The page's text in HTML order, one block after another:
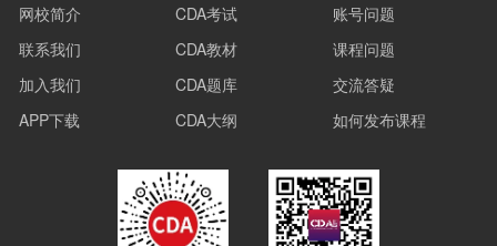
网校简介
联系我们
加入我们
APP下载
CDA考试
CDA教材
CDA题库
CDA大纲
账号问题
课程问题
交流答疑
如何发布课程